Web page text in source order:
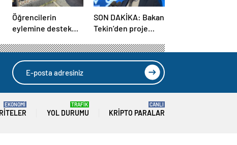
Öğrencilerin
eylemine destek
görevden
uzaklaştırıldı
SON DAKİKA: Bakan
Tekin’den proje
atamalara ilişkin
açıklama
EKONOMİ
YOL DURUMU
TRAFİK
KRIPTO PARALAR
CANLI